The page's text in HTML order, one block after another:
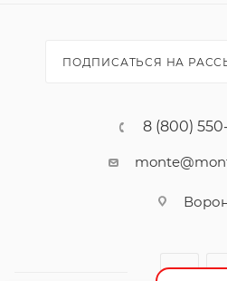
ПОДПИСАТЬСЯ НА
8 (800)